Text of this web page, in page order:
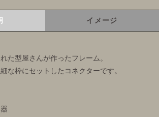
イメージ
た型屋さんが作ったフレーム。
な枠にセットしたコネクターです。